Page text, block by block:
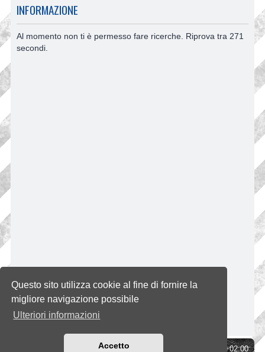
Questo sito utilizza cookie al fine di fornire la
migliore navigazione possibile
Ulteriori informazioni
Accetto
INFORMAZIONE
Al momento non ti è permesso fare ricerche. Riprova tra 271
secondi.
UTC+02:00